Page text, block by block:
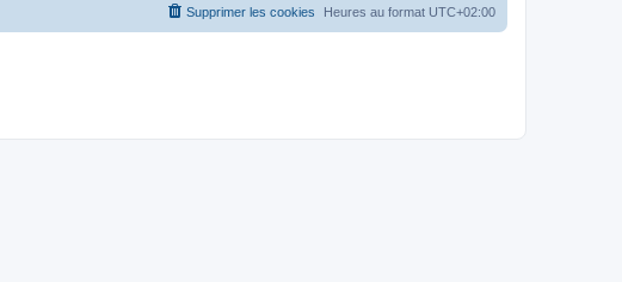
Heures au format UTC+02:00
Supprimer les cookies